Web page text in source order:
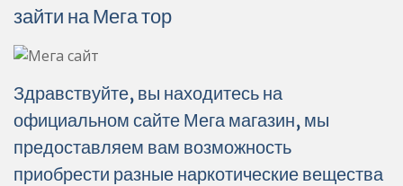
зайти на Мега тор
Здравствуйте, вы находитесь на
официальном сайте Мега магазин, мы
предоставляем вам возможность
приобрести разные наркотические вещества